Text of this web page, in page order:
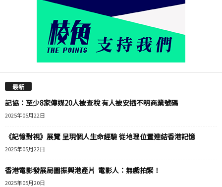
最新
記協：至少8家傳媒20人被查稅 有人被安插不明商業號碼
2025年05月22日
《記憶對視》展覽 呈現個人生命經驗 從地理位置連結香港記憶
2025年05月22日
香港電影發展局圖振興港產片 電影人：無戲拍緊！
2025年05月20日